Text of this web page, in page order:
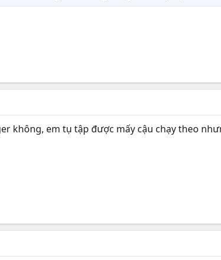
không, em tụ tập được mấy cậu chạy theo